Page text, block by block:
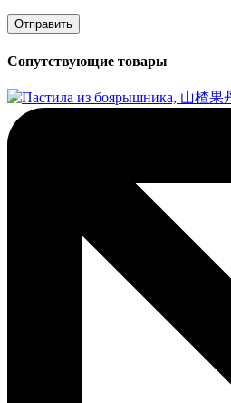
Сопутствующие товары